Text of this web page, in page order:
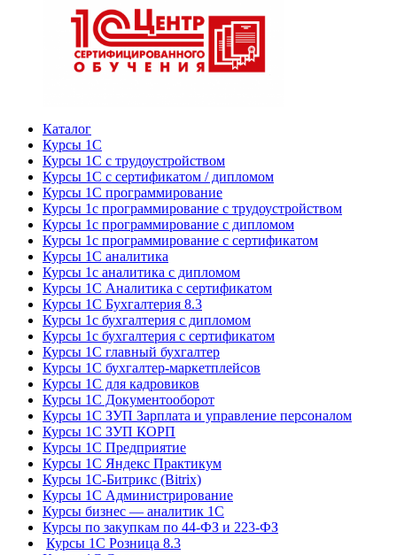
Каталог
Курсы 1С
Курсы 1С с трудоустройством
Курсы 1С с сертификатом / дипломом
Курсы 1С программирование
Курсы 1с программирование с трудоустройством
Курсы 1с программирование с дипломом
Курсы 1с программирование с сертификатом
Курсы 1С аналитика
Курсы 1с аналитика с дипломом
Курсы 1С Аналитика с сертификатом
Курсы 1С Бухгалтерия 8.3
Курсы 1с бухгалтерия с дипломом
Курсы 1с бухгалтерия с сертификатом
Курсы 1С главный бухгалтер
Курсы 1С бухгалтер-маркетплейсов
Курсы 1С для кадровиков
Курсы 1С Документооборот
Курсы 1С ЗУП Зарплата и управление персоналом
Курсы 1С ЗУП КОРП
Курсы 1С Предприятие
Курсы 1С Яндекс Практикум
Курсы 1С-Битрикс (Bitrix)
Курсы 1С Администрирование
Курсы бизнес — аналитик 1С
Курсы по закупкам по 44‑ФЗ и 223‑ФЗ
Курсы 1С Розница 8.3